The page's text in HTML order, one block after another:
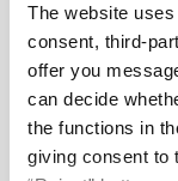
The website
consent, third-
offer you
can decide
the functions in
giving consent to
Warrior con
En el
rol
alcanzar una
También